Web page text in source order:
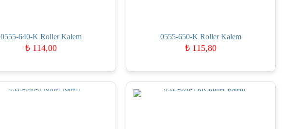
0555-640-K Roller Kalem
₺114,00
0555-650-K Roller Kalem
₺115,80